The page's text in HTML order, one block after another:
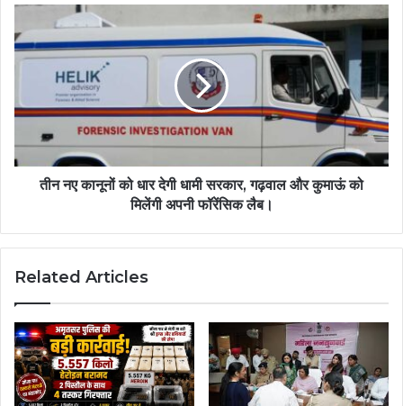
तीन नए कानूनों को धार देगी धामी सरकार, गढ़वाल और कुमाऊं को
मिलेंगी अपनी फॉरेंसिक लैब।
Related Articles